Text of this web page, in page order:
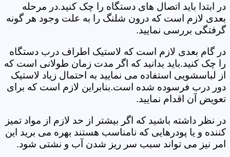
در ابتدا باید اتصال های دستگاه را چک کنید.در مرحله
بعدی لازم است که درون شلنگ را به علت وجود هر گونه
گرفتگی بررسی نمایید.
در گام بعدی لازم است که لاستیک اطراف درب دستگاه
را چک کنید.باید بدانید که اگر مدت زمان طولانی است که
از لباسشویی استفاده می نمایید به احتمال زیاد لاستیک
دور درب فرسوده شده است.بنابراین لازم است که برای
تعویض آن اقدام نمایید.
در نظر داشته باشید که اگر بیشتر از حد لازم از مواد تمیز
کننده و یا پودرهایی که نامناسب هستند بهره می برید این
امر نیز می تواند سبب سر ریز شدن آب و نشتی شود.